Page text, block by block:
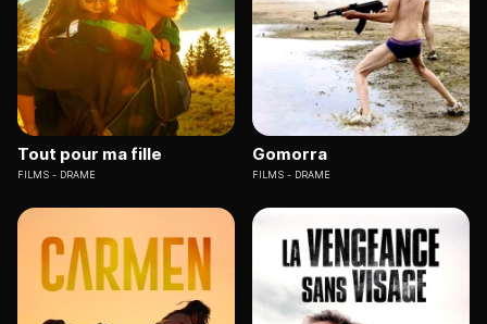
Tout pour ma fille
FILMS DRAME
Gomorra
FILMS DRAME